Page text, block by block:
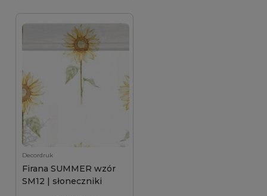
Decordruk
Firana SUMMER wzór
SM12 | słoneczniki